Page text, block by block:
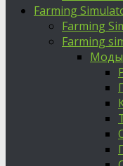
Farming
Farming
Farming
Моды